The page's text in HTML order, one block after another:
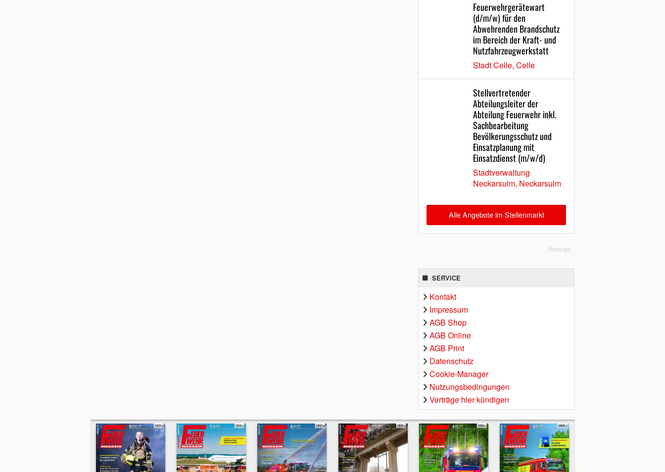
Feuerwehrgerätewart
(d/m/w) für den
Abwehrenden Brandschutz
im Bereich der Kraft- und
Nutzfahrzeugwerkstatt
Stadt Celle, Celle
Stellvertretender
Abteilungsleiter der
Abteilung Feuerwehr inkl.
Sachbearbeitung
Bevölkerungsschutz und
Einsatzplanung mit
Einsatzdienst (m/w/d)
Stadtverwaltung
Neckarsulm, Neckarsulm
Alle Angebote im Stellenmarkt
Anzeige
SERVICE
Kontakt
Impressum
AGB Shop
AGB Online
AGB Print
Datenschutz
Cookie-Manager
Nutzungsbedingungen
Verträge hier kündigen